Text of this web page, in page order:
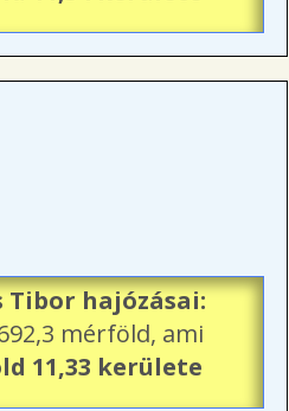
Tibor hajózásai:
mérföld, ami
11,33 kerülete